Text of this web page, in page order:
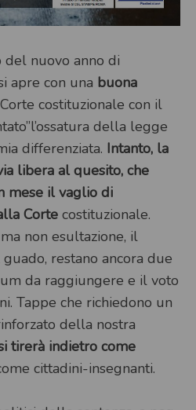
nuovo anno di
apre con una buona
costituzionale con il
della legge
differenziata. Intanto, la
libera al quesito, che
mese il vaglio di
Corte costituzionale.
non esultazione, il
restano ancora due
da raggiungere e il voto
Tappe che richiedono un
della nostra
tirerà indietro come
cittadini-insegnanti.